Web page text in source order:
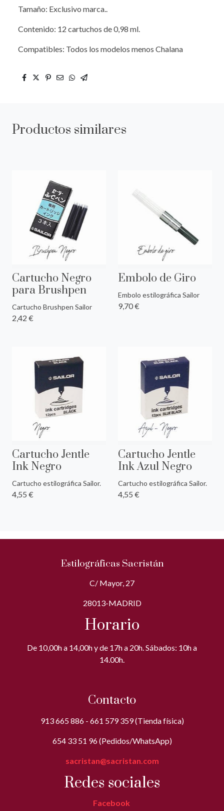
Tamaño: Exclusivo marca..
Contenido: 12 cartuchos de 0,98 ml.
Compatibles: Todos los modelos menos Chalana
Productos similares
Cartucho Negro
para Brushpen
Cartucho Brushpen Sailor
2,42 €
Embolo de Giro
Embolo estilográfica Sailor
9,70 €
Cartucho Jentle
Ink Negro
Cartucho estilográfica Sailor.
4,55 €
Cartucho Jentle
Ink Azul Negro
Cartucho estilográfica Sailor.
4,55 €
Estilográficas Sacristán
C/ Mayor, 27
28013-MADRID
Horario
De 10,00h a 14,00h y de 17h a 20h. Sábados: 10h a
14.00h.
Contacto
913 665 886 - 661 579 359 (Tienda física)
654 33 51 96 (Pedidos/WhatsApp)
sacristan@sacristan.com
Redes sociales
Facebook